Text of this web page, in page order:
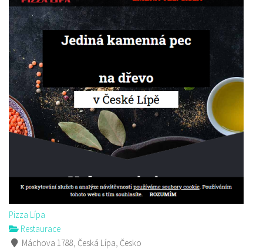
Pizza Lípa
Restaurace
Máchova 1788, Česká Lípa, Česko